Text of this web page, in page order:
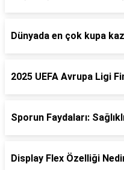
Dünyada en çok kupa
2025 UEFA Avrupa Ligi
Sporun Faydaları:
Display Flex Özelliği